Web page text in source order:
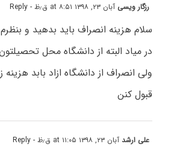
رزگار ویسی آبان ۲۳, ۱۳۹۸ at ۸:۵۱ ق٫ظ - Reply
سلام هزینه انصراف باید بدهید و
در میاد البته از دانشگاه محل
ولی انصراف از دانشگاه ازاد بابد
قبول کنن
علی ارشدآبان ۲۳, ۱۳۹۸ at ۱۱:۰۵ ق٫ظ - Reply